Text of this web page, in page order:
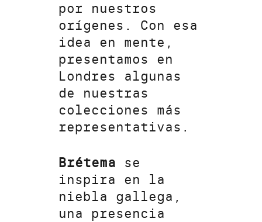
por nuestros
orígenes. Con esa
idea en mente,
presentamos en
Londres algunas
de nuestras
colecciones más
representativas.
Brétema se
inspira en la
niebla gallega,
una presencia